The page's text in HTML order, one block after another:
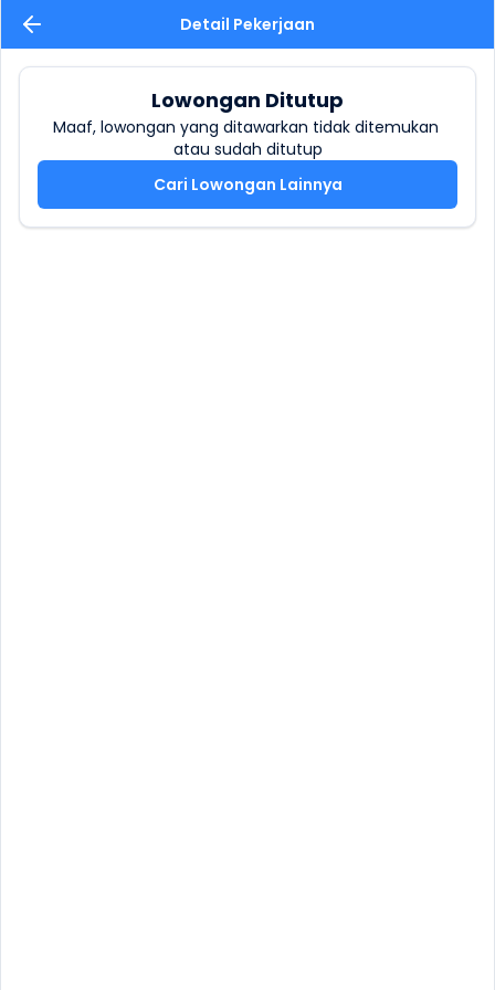
Detail Pekerjaan
Lowongan Ditutup
Maaf, lowongan yang ditawarkan tidak ditemukan
atau sudah ditutup
Cari Lowongan Lainnya